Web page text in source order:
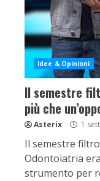
Idee & Opinioni
Il semestre
più che
Asterix 1
Il semestre filtro
Odontoiatria
strumento per